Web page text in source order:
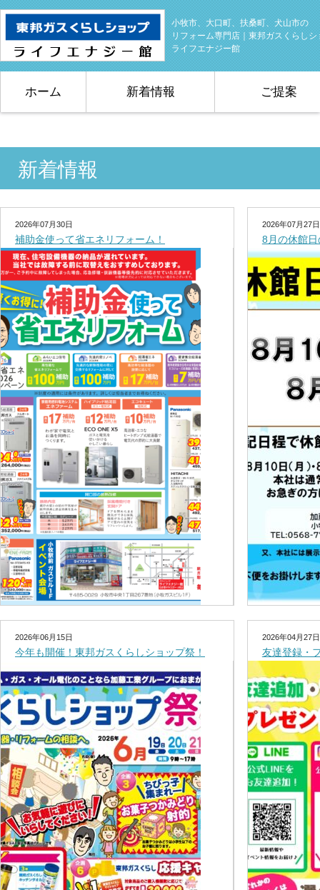
小牧市、大口町、扶桑町、犬山市の
リフォーム専門店｜東邦ガスくらしシ
ライフエナジー館
ホーム 新着情報 ご提案
新着情報
2026年07月30日
補助金使って省エネリフォーム！
2026年07月27日
8月の休館
2026年06月15日
今年も開催！東邦ガスくらしショップ祭！
2026年04月27日
友達登録・